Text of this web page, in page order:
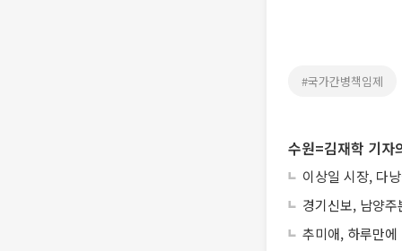
#국가간병책임제
수원=김재학 기자
이상일 시장, 다
경기신보, 남양
추미애, 하루만